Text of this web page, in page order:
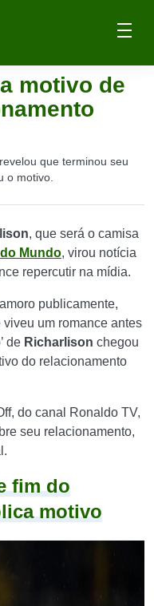
motivo de
que terminou seu
o motivo.
, que será o camisa
Mundo, virou notícia
repercutir na mídia.
publicamente,
um romance antes
de Richarlison chegou
do relacionamento
do canal Ronaldo TV,
seu relacionamento,
fim do
motivo